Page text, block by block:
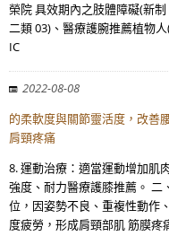
榮院 具效期內之肢體障礙(新
二類 03)、醫療護腕推薦植物
IC
2022-08-08
的柔軟度與關節靈活度，改善
肩頸疼痛
8. 運動治療：適當運動增加肌
強度、耐力醫療護膝推薦。 二
位，因姿勢不良、重複性動作
度疲勞，形成肩頸部肌 筋膜疼